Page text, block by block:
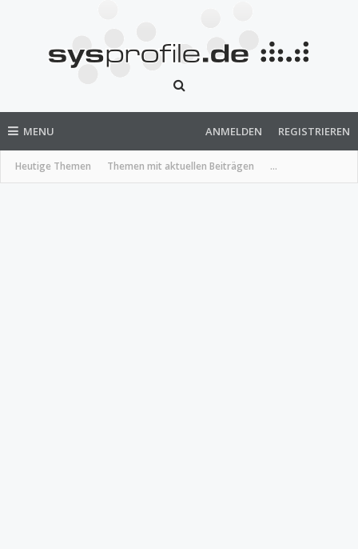
MENU
Heutige Themen Themen mit aktuellen Beiträgen ...
ANMELDEN REGISTRIEREN